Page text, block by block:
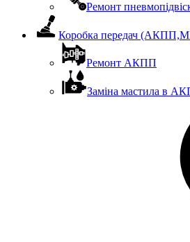
Ремонт
Коробка передач
Ремонт АКПП
Заміна мастила в